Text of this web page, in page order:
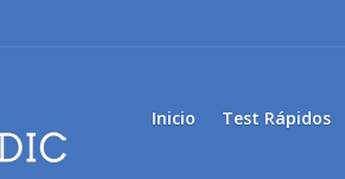
Inicio Test Rápidos